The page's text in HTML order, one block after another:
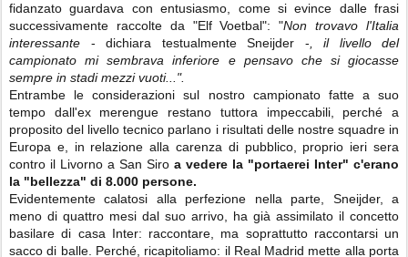
fidanzato guardava con entusiasmo, come si evince dalle frasi
successivamente raccolte da "Elf Voetbal": "Non trovavo l'Italia
interessante - dichiara testualmente Sneijder -
il livello del
campionato mi sembrava inferiore e pensavo che si giocasse
sempre in stadi mezzi vuoti...".
Entrambe le considerazioni sul nostro campionato fatte a suo
tempo dall'ex merengue restano tuttora impeccabili, perché a
proposito del livello tecnico parlano i risultati delle nostre squadre in
Europa e, in relazione alla carenza di pubblico, proprio ieri sera
contro il Livorno a San Siro a vedere la "portaerei Inter" c'erano
la "bellezza" di 8.000 persone.
Evidentemente calatosi alla perfezione nella parte, Sneijder, a
meno di quattro mesi dal suo arrivo, ha già assimilato il concetto
basilare di casa Inter: raccontare, ma soprattutto raccontarsi un
sacco di balle. Perché, ricapitoliamo: il Real Madrid mette alla porta